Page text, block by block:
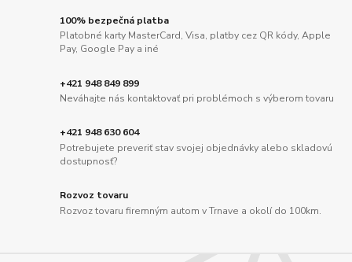
100% bezpečná platba
Platobné karty MasterCard, Visa, platby cez QR kódy, Apple
Pay, Google Pay a iné
+421 948 849 899
Neváhajte nás kontaktovať pri problémoch s výberom tovaru
+421 948 630 604
Potrebujete preveriť stav svojej objednávky alebo skladovú
dostupnosť?
Rozvoz tovaru
Rozvoz tovaru firemným autom v Trnave a okolí do 100km.